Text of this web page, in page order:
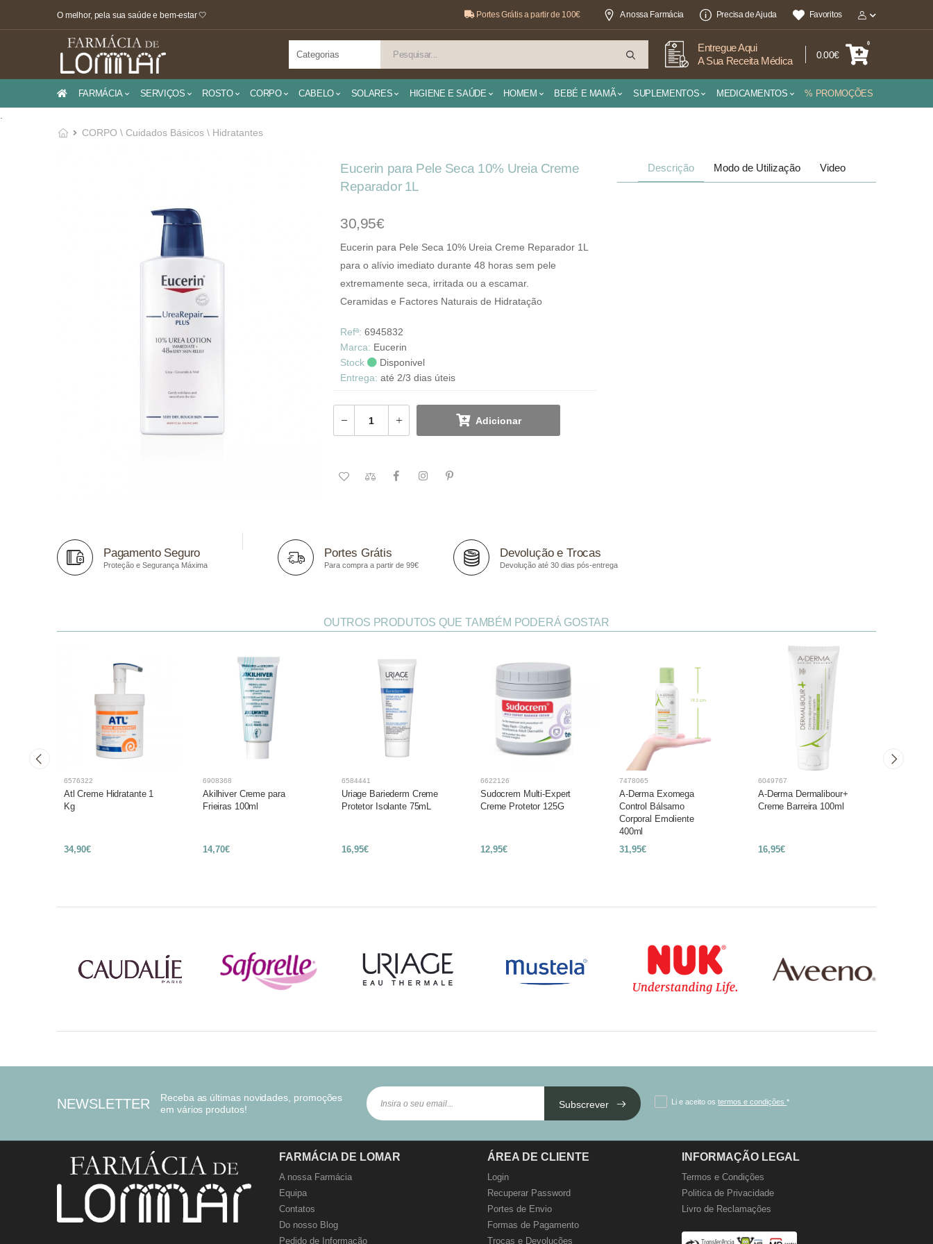
O melhor, pela sua saúde e bem-estar 🤍 Portes Grátis a partir de 100€ A nossa Farmácia Precisa de Ajuda Favoritos
Entregue Aqui
A Sua Receita Médica
0.00€
0
FARMÁCIA SERVIÇOS ROSTO CORPO CABELO SOLARES HIGIENE E SAÚDE HOMEM BEBÉ E MAMÃ SUPLEMENTOS MEDICAMENTOS % PROMOÇÕES
CORPO \ Cuidados Básicos \ Hidratantes
Descrição Modo de Utilização Video
Eucerin para Pele Seca 10% Ureia Creme
Reparador 1L
30,95€
Eucerin para Pele Seca 10% Ureia Creme Reparador 1L
para o alívio imediato durante 48 horas sem pele
extremamente seca, irritada ou a escamar.
Ceramidas e Factores Naturais de Hidratação
Refª:6945832
Marca: Eucerin
Stock
Disponivel
Entrega: até 2/3 dias úteis
Adicionar
Pagamento Seguro
Proteção e Segurança Máxima
Portes Grátis
Para compra a partir de 99€
Devolução e Trocas
Devolução até 30 dias pós-entrega
OUTROS PRODUTOS QUE TAMBÉM PODERÁ GOSTAR
6576322
Atl Creme Hidratante 1
Kg
34,90€
6908368
Akilhiver Creme para
Frieiras 100ml
14,70€
6584441
Uriage Bariederm Creme
Protetor Isolante 75mL
16,95€
6622126
Sudocrem Multi-Expert
Creme Protetor 125G
12,95€
7478065
A-Derma Exomega
Control Bálsamo
Corporal Emoliente
400ml
31,95€
6049767
A-Derma Dermalibour+
Creme Barreira 100ml
16,95€
NEWSLETTER
Receba as últimas novidades, promoções
em vários produtos!
Subscrever Li e aceito ostermos e condições*
FARMÁCIA DE LOMAR
A nossa Farmácia
Equipa
Contatos
Do nosso Blog
Pedido de Informação
ÁREA DE CLIENTE
Login
Recuperar Password
Portes de Envio
Formas de Pagamento
Trocas e Devoluções
INFORMAÇÃO LEGAL
Termos e Condições
Politica de Privacidade
Livro de Reclamações